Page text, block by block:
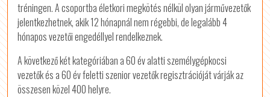
tréningen. A csoportba életkori megkötés nélkül olyan járművezetők
jelentkezhetnek, akik 12 hónapnál nem régebbi, de legalább 4
hónapos vezetői engedéllyel rendelkeznek.
A következő két kategóriában a 60 év alatti személygépkocsi
vezetők és a 60 év feletti szenior vezetők regisztrációját várják az
összesen közel 400 helyre.